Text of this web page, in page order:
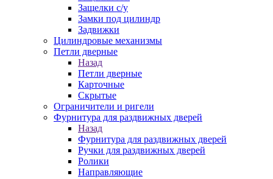
Защелки с/у
Замки под цилиндр
Задвижки
Цилиндровые механизмы
Петли дверные
Назад
Петли дверные
Карточные
Скрытые
Ограничители и ригели
Фурнитура для раздвижных дверей
Назад
Фурнитура для раздвижных дверей
Ручки для раздвижных дверей
Ролики
Направляющие